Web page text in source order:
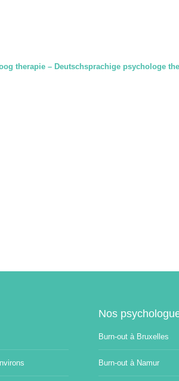
therapie – Deutschsprachige psychologe
Nos
Burn-out à Bruxelles
Burn-out à Namur